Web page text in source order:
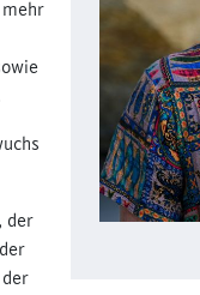
mehr
der
der